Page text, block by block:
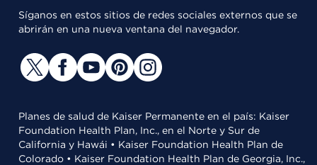
Síganos en estos sitios de redes sociales externos que se
abrirán en una nueva ventana del navegador.
Planes de salud de Kaiser Permanente en el país: Kaiser
Foundation Health Plan, Inc., en el Norte y Sur de
California y Hawái • Kaiser Foundation Health Plan de
Colorado • Kaiser Foundation Health Plan de Georgia, Inc.,